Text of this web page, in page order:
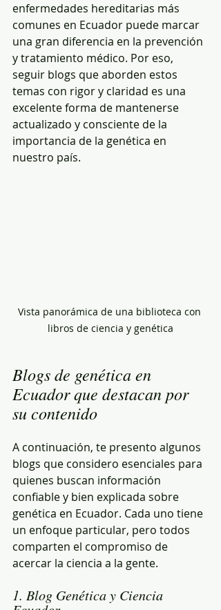
enfermedades hereditarias más
comunes en Ecuador puede marcar
una gran diferencia en la prevención
y tratamiento médico. Por eso,
seguir blogs que aborden estos
temas con rigor y claridad es una
excelente forma de mantenerse
actualizado y consciente de la
importancia de la genética en
nuestro país.
Vista panorámica de una biblioteca con
libros de ciencia y genética
Blogs de genética en
Ecuador que destacan por
su contenido
A continuación, te presento algunos
blogs que considero esenciales para
quienes buscan información
confiable y bien explicada sobre
genética en Ecuador. Cada uno tiene
un enfoque particular, pero todos
comparten el compromiso de
acercar la ciencia a la gente.
1. Blog Genética y Ciencia